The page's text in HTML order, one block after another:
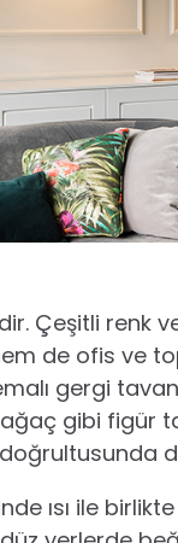
Çeşitli renk
de ofis ve
gergi
gibi figür
ısı ile